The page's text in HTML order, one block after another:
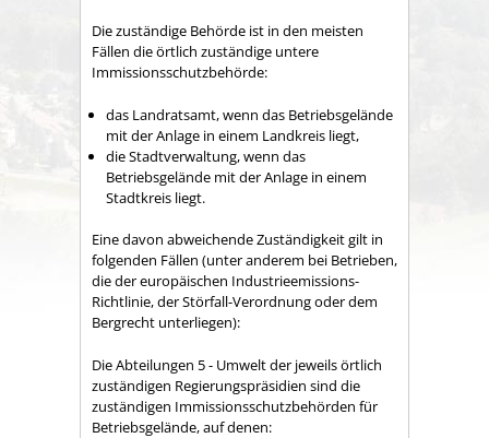
Die zuständige Behörde ist in den meisten
Fällen die örtlich zuständige untere
Immissionsschutzbehörde:
das Landratsamt, wenn das Betriebsgelände
mit der Anlage in einem Landkreis liegt,
die Stadtverwaltung, wenn das
Betriebsgelände mit der Anlage in einem
Stadtkreis liegt.
Eine davon abweichende Zuständigkeit gilt in
folgenden Fällen (unter anderem bei Betrieben,
die der europäischen Industrieemissions-
Richtlinie, der Störfall-Verordnung oder dem
Bergrecht unterliegen):
Die Abteilungen 5 - Umwelt der jeweils örtlich
zuständigen Regierungspräsidien sind die
zuständigen Immissionsschutzbehörden für
Betriebsgelände, auf denen: